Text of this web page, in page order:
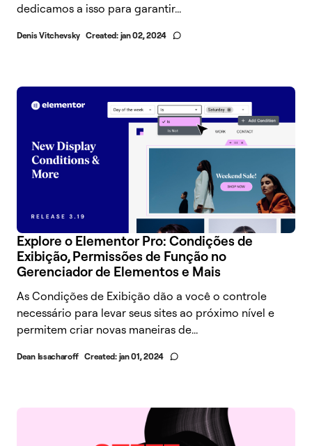
dedicamos a isso para garantir...
Denis Vitchevsky Created: jan 02, 2024
Explore o Elementor Pro: Condições de
Exibição, Permissões de Função no
Gerenciador de Elementos e Mais
As Condições de Exibição dão a você o controle
necessário para levar seus sites ao próximo nível e
permitem criar novas maneiras de...
Dean Issacharoff Created: jan 01, 2024